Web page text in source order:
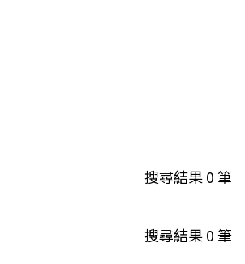
搜尋結果0筆
搜尋結果0筆